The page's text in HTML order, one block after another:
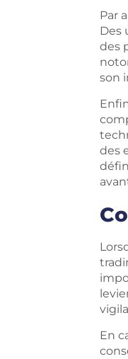
Par
Des
des
son
des
En